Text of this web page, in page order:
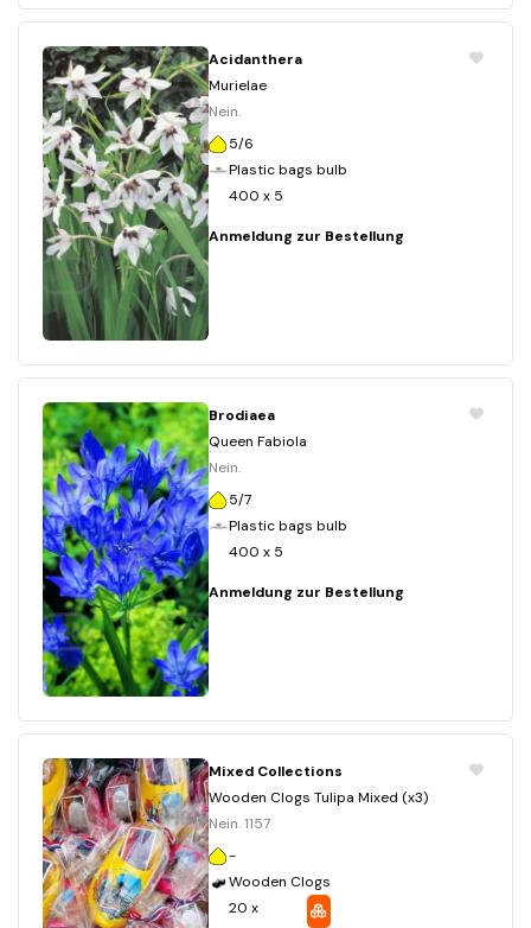
Acidanthera
Murielae
Nein.
5/6
Plastic bags bulb
400 x 5
Anmeldung zur Bestellung
Brodiaea
Queen Fabiola
Nein.
5/7
Plastic bags bulb
400 x 5
Anmeldung zur Bestellung
Mixed Collections
Wooden Clogs Tulipa Mixed (x3)
Nein. 1157
-
Wooden Clogs
20 x